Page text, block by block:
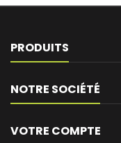
PRODUITS
NOTRE SOCIÉTÉ
VOTRE COMPTE